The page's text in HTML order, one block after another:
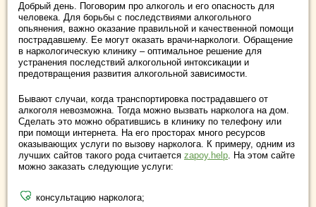
Добрый день. Поговорим про алкоголь и его опасность для
человека. Для борьбы с последствиями алкогольного
опьянения, важно оказание правильной и качественной помощи
пострадавшему. Ее могут оказать врачи-наркологи. Обращение
в наркологическую клинику – оптимальное решение для
устранения последствий алкогольной интоксикации и
предотвращения развития алкогольной зависимости.
Бывают случаи, когда транспортировка пострадавшего от
алкоголя невозможна. Тогда можно вызвать нарколога на дом.
Сделать это можно обратившись в клинику по телефону или
при помощи интернета. На его просторах много ресурсов
оказывающих услуги по вызову нарколога. К примеру, одним из
лучших сайтов такого рода считается zapoy.help. На этом сайте
можно заказать следующие услуги:
консультацию нарколога;